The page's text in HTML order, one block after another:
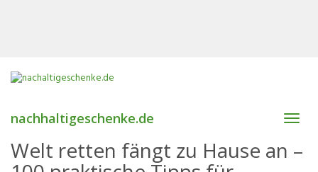
nachhaltigeschenke.de
Welt retten fängt zu Hause an –